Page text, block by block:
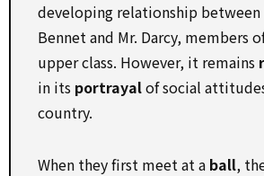
developing relationship between
Bennet and Mr. Darcy, members
upper class. However, it remains
in its portrayalof social
country.
When they first meet at a ball,